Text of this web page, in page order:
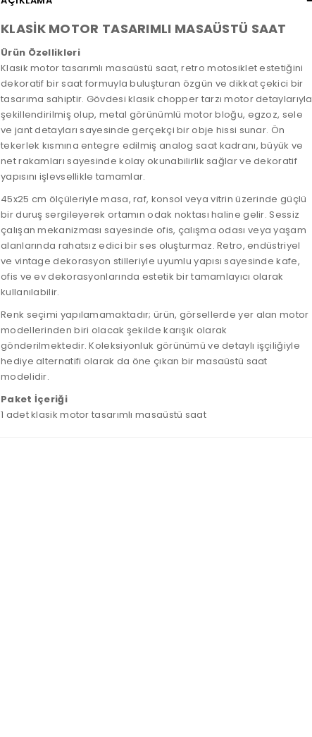
KLASİK MOTOR TASARIMLI MASAÜSTÜ SAAT
Ürün Özellikleri
Klasik motor tasarımlı masaüstü saat, retro motosiklet estetiğini
dekoratif bir saat formuyla buluşturan özgün ve dikkat çekici bir
tasarıma sahiptir. Gövdesi klasik chopper tarzı motor detaylarıyla
şekillendirilmiş olup, metal görünümlü motor bloğu, egzoz, sele
ve jant detayları sayesinde gerçekçi bir obje hissi sunar. Ön
tekerlek kısmına entegre edilmiş analog saat kadranı, büyük ve
net rakamları sayesinde kolay okunabilirlik sağlar ve dekoratif
yapısını işlevsellikle tamamlar.
45x25 cm ölçüleriyle masa, raf, konsol veya vitrin üzerinde güçlü
bir duruş sergileyerek ortamın odak noktası haline gelir. Sessiz
çalışan mekanizması sayesinde ofis, çalışma odası veya yaşam
alanlarında rahatsız edici bir ses oluşturmaz. Retro, endüstriyel
ve vintage dekorasyon stilleriyle uyumlu yapısı sayesinde kafe,
ofis ve ev dekorasyonlarında estetik bir tamamlayıcı olarak
kullanılabilir.
Renk seçimi yapılamamaktadır; ürün, görsellerde yer alan motor
modellerinden biri olacak şekilde karışık olarak
gönderilmektedir. Koleksiyonluk görünümü ve detaylı işçiliğiyle
hediye alternatifi olarak da öne çıkan bir masaüstü saat
modelidir.
Paket İçeriği
1 adet klasik motor tasarımlı masaüstü saat